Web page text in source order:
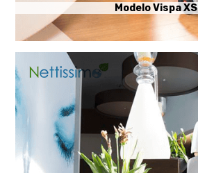
Modelo Vispa XS